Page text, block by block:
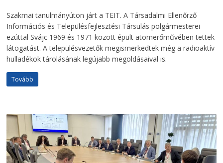
Szakmai tanulmányúton járt a TEIT. A Társadalmi Ellenőrző
Információs és Településfejlesztési Társulás polgármesterei
ezúttal Svájc 1969 és 1971 között épült atomerőművében tettek
látogatást. A településvezetők megismerkedtek még a radioaktív
hulladékok tárolásának legújabb megoldásaival is.
Tovább